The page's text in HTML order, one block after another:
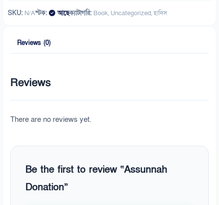
SKU: N/Aস্টক: আছেক্যাটাগরি: Book, Uncategorized,হাদিস
Reviews (0)
Reviews
There are no reviews yet.
Be the first to review “Assunnah
Donation”